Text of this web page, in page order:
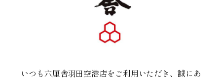
いつも六厘舎羽田空港店をご利用いただき、誠にあ